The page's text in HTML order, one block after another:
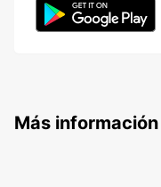
Más información